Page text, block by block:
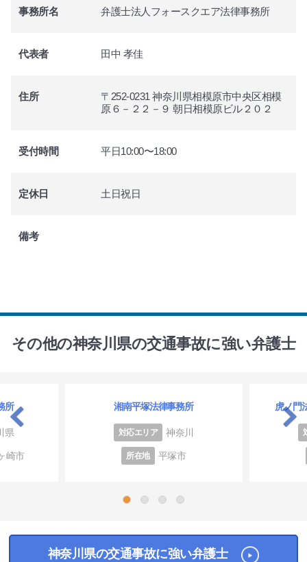
事務所名 弁護士法人フォースクエア法律事務所
代表者 田中 孝佳
住所
〒252-0231 神奈川県相模原市中央区相模
原６－２２－９ 朝日相模原ビル２０２
受付時間 平日10:00〜18:00
定休日 土日祝日
備考
その他の神奈川県の交通事故に強い弁護士
所
県
崎市
湘南平塚法律事務所
対応エリア 神奈川
所在地 平塚市
虎ノ門
神奈川県の交通事故に強い弁護士